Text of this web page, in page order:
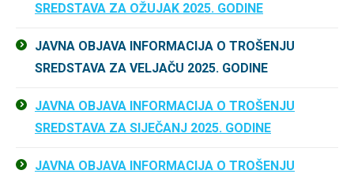
SREDSTAVA ZA OŽUJAK 2025. GODINE
JAVNA OBJAVA INFORMACIJA O TROŠENJU
SREDSTAVA ZA VELJAČU 2025. GODINE
JAVNA OBJAVA INFORMACIJA O TROŠENJU
SREDSTAVA ZA SIJEČANJ 2025. GODINE
JAVNA OBJAVA INFORMACIJA O TROŠENJU